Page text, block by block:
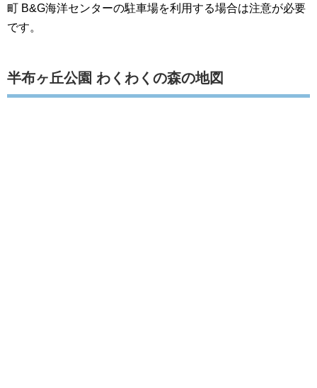
町 B&G海洋センターの駐車場を利用する場合は注意が必要
です。
半布ヶ丘公園 わくわくの森の地図